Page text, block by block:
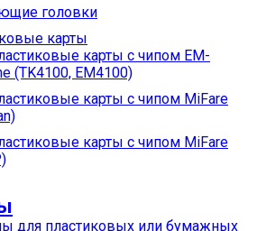
головки
карты
карты с чипом EM-
(TK4100, EM4100)
карты с чипом MiFare
карты с чипом MiFare
для пластиковых или бумажных